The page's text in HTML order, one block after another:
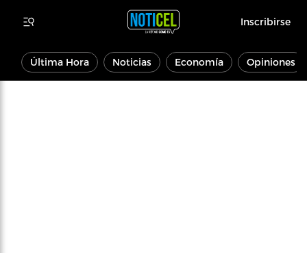
Inscribirse
Última Hora Noticias Economía Opiniones